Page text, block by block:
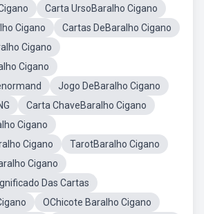
Carta UrsoBaralho Cigano
Cigano
Cartas DeBaralho Cigano
Cigano
Cigano
Jogo DeBaralho Cigano
Carta ChaveBaralho Cigano
Cigano
Cigano
TarotBaralho Cigano
Cigano
Das Cartas
OChicote Baralho Cigano